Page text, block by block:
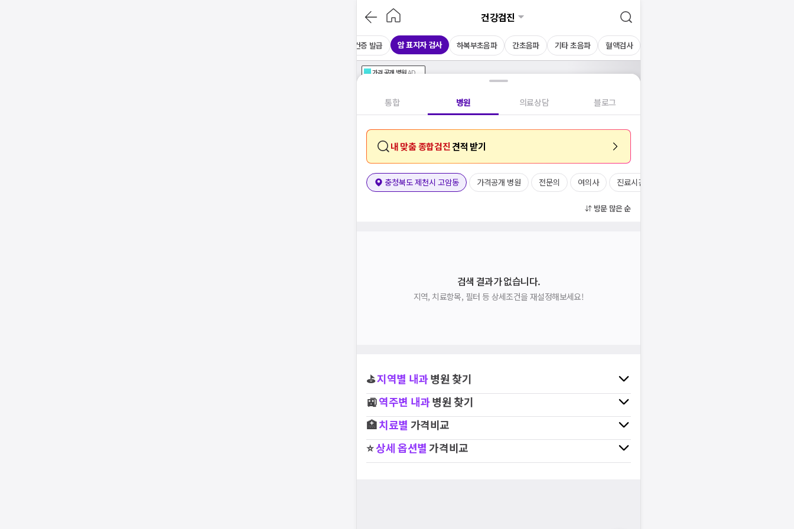
건강검진
보건증 발급 암 표지자 검사 하복부초음파 간초음파 기타 초음파 혈액검사
가격공개 병원AD
통합 병원 의료상담 블로그
내 맞춤 종합검진 견적 받기
충청북도 제천시 고암동 가격공개 병원 전문의 여의사 진료시간
방문 많은 순
검색 결과가 없습니다.
지역, 치료항목, 필터 등 상세조건을 재설정해보세요!
⛳지역별 내과병원 찾기
🚉역주변 내과병원 찾기
🏥치료별 가격비교
⭐상세 옵션별가격비교